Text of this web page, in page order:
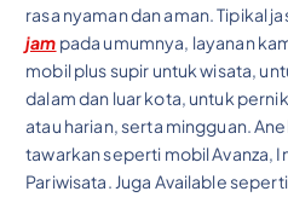
rasa nyaman dan aman. Tipikal
jam pada umumnya, layanan
mobil plus supir untuk wisata,
dalam dan luar kota, untuk
atau harian, serta mingguan.
tawarkan seperti mobil Avanza,
Pariwisata. Juga Available